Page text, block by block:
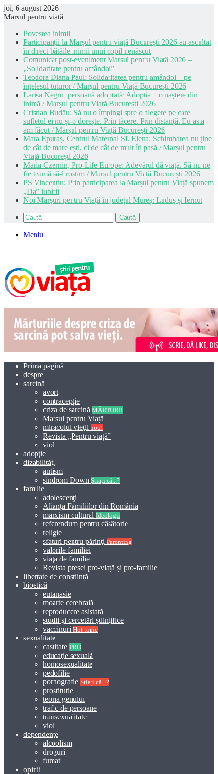
joi, 6 august 2026
Marșul pentru viață
Povestea inimii
Participanții la Marșul pentru viață București 2026 au ascultat
în direct bătăile inimii unui copil nenăscut
Comunicat post-eveniment Marșul pentru Viață 2026 –
„Solidaritate pentru amândoi”
Teodora Diana Paul: Solidaritatea pentru amândoi – pe
înțelesul tuturor / Marșul pentru Viață București 2026
Larisa Negru, persoană adoptată: Adopția – o naștere din
inimă / Marșul pentru Viață București 2026
Cristian Budău: Să nu o împingi spre o alegere pe care
sufletul ei nu și-o dorește. Prin tăcere. Prin distanță. Eu asta
am făcut / Marșul pentru Viață București 2026
Mara Epuraș, Centrul Maternal Sf. Elena: Schimbarea nu ține
de cât de mare ești, ci de cât de mult îți pasă / Marșul pentru
Viață București 2026
Maria Czernin, Pro-Life Europe: Adevărul dă viață. Să nu ne
fie teamă să-l rostim / Marșul pentru Viață București 2026
PS Vincențiu: Prin participarea la Marșul pentru Viață spunem
„Da” iubirii
Noi Marșuri pentru Viață în județul Mureș: Luduș și Iernut
Caută
Meniu
Prima pagină
despre
sarcină
avort
contracepție
criza de sarcină MĂRTURII
Marșul pentru Viață
miracolul vieţii nou!
Revista „Pentru viață”
viol
adopţie
dizabilităţi
autism
sindrom Down Știați că...?
familie
adolescenţi
Alianța Familiilor din România
marxism cultural Ideologii
referendum pentru căsătorie
religie
sfaturi pentru părinţi Parenting
valorile familiei
viaţa de familie
Revista presei pro-viață și pro-familie
libertate de conștiință
bioetică
eutanasie
moarte cerebrală
reproducere asistată
studii şi cercetări ştiinţifice
vaccinuri Hot topic
sexualitate
castitate PRO
educaţie sexuală
homosexualitate
pedofilie
pornografie Știați că...?
prostitutie
teoria genului
trafic de persoane
transexualitate
viol
dependenţe
alcoolism
droguri
fumat
opinii